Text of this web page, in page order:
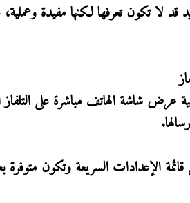
عرض شاشة الهاتف مباشرة على